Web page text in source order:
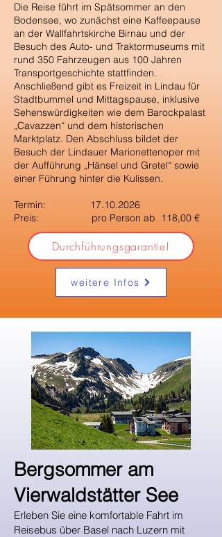
Die Reise führt im Spätsommer an den
Bodensee, wo zunächst eine Kaffeepause
an der Wallfahrtskirche Birnau und der
Besuch des Auto- und Traktormuseums mit
rund 350 Fahrzeugen aus 100 Jahren
Transportgeschichte stattfinden.
Anschließend gibt es Freizeit in Lindau für
Stadtbummel und Mittagspause, inklusive
Sehenswürdigkeiten wie dem Barockpalast
„Cavazzen“ und dem historischen
Marktplatz. Den Abschluss bildet der
Besuch der Lindauer Marionettenoper mit
der Aufführung „Hänsel und Gretel“ sowie
einer Führung hinter die Kulissen.
Termin: 17.10.2026
Preis: pro Person ab 118,00 €
Durchführungsgarantie!
weitere Infos
​Bergsommer am
Vierwaldstätter See
Erleben Sie eine komfortable Fahrt im
Reisebus über Basel nach Luzern mit